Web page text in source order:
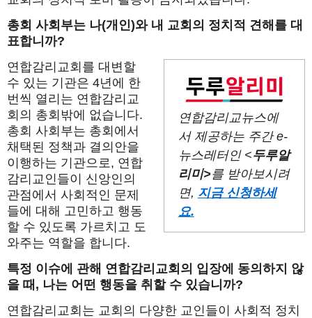
총회 사회부는 나(개인)와 내 교회의 정치적 견해를 대
표합니까?
연합감리교뉴스에
서 제공하는 주간e-
뉴스레터인 <두루알
리미>를 받아보시려
면, 지금 신청하세
요.
연합감리교회를 대변할
수 있는 기관은 4년에 한
번씩 열리는 연합감리교
회의 총회밖에 없습니다.
총회 사회부는 총회에서
채택된 정책과 결의안을
이행하는 기관으로, 연합
감리교인들이 신앙인의
관점에서 사회적인 문제
들에 대해 고민하고 행동
할 수 있도록 가르치고 도
와주는 역할을 합니다.
특정 이슈에 관해 연합감리교회의 입장에 동의하지 않
을 때 , 나는 어떤 행동을 취할 수 있습니까?
연합감리교회는 교회의 다양한 교인들이 사회적 정치